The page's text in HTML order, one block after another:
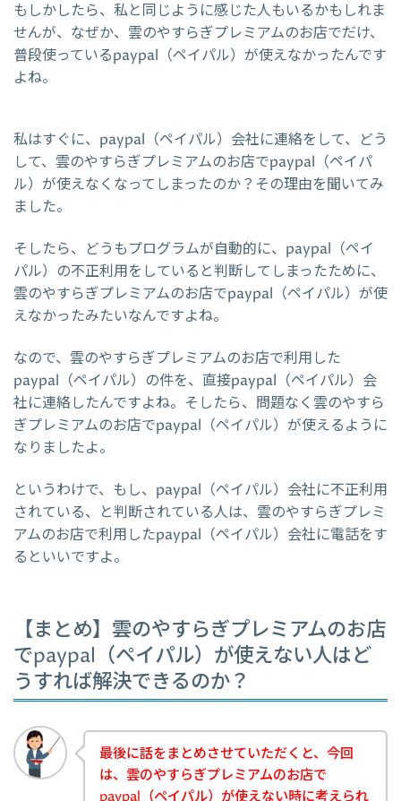
もしかしたら、私と同じように感じた人もいるかもしれま
せんが、なぜか、雲のやすらぎプレミアムのお店でだけ、
普段使っているpaypal（ペイパル）が使えなかったんです
よね。
私はすぐに、paypal（ペイパル）会社に連絡をして、どう
して、雲のやすらぎプレミアムのお店でpaypal（ペイパ
ル）が使えなくなってしまったのか？その理由を聞いてみ
ました。
そしたら、どうもプログラムが自動的に、paypal（ペイ
パル）の不正利用をしていると判断してしまったために、
雲のやすらぎプレミアムのお店でpaypal（ペイパル）が使
えなかったみたいなんですよね。
なので、雲のやすらぎプレミアムのお店で利用した
paypal（ペイパル）の件を、直接paypal（ペイパル）会
社に連絡したんですよね。そしたら、問題なく雲のやすら
ぎプレミアムのお店でpaypal（ペイパル）が使えるように
なりましたよ。
というわけで、もし、paypal（ペイパル）会社に不正利用
されている、と判断されている人は、雲のやすらぎプレミ
アムのお店で利用したpaypal（ペイパル）会社に電話をす
るといいですよ。
【まとめ】雲のやすらぎプレミアムのお店
でpaypal（ペイパル）が使えない人はど
うすれば解決できるのか？
最後に話をまとめさせていただくと、今回
は、雲のやすらぎプレミアムのお店で
paypal（ペイパル）が使えない時に考えられ